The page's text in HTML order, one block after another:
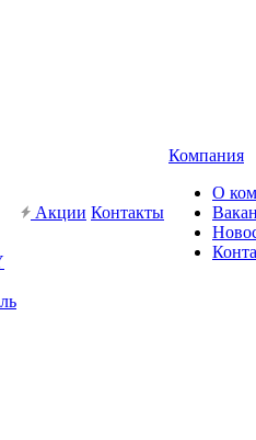
Акции Контакты
Компания
О